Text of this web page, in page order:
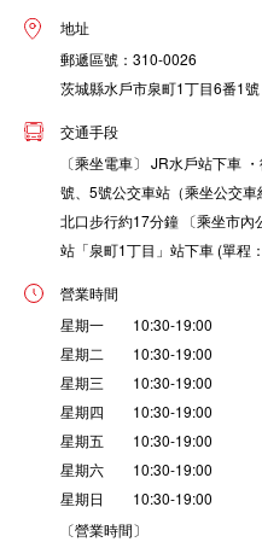
地址
郵遞區號：310-0026
茨城縣水戶市泉町1丁目6番1號
交通手段
〔乘坐電車〕 JR水戶站下車
號、5號公交車站（乘坐公交
北口步行約17分鐘 〔乘坐市
站「泉町1丁目」站下車 (單程
營業時間
星期一 10:30-19:00
星期二 10:30-19:00
星期三 10:30-19:00
星期四 10:30-19:00
星期五 10:30-19:00
星期六 10:30-19:00
星期日 10:30-19:00
〔營業時間〕